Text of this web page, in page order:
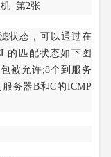
状态，可以通过在
的匹配状态如下图
被允许;8个到服务
务器B和C的ICMP